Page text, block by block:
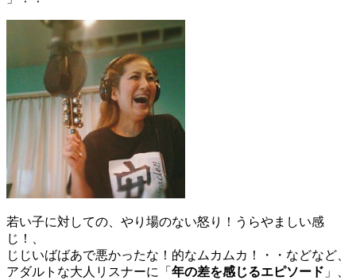
若い子に対しての、やり場のない怒り！うらやましい感
じ！、
じじいばばあで悪かったな！的なムカムカ！・・などなど、
アダルトな大人リスナーに「 年の差を感じるエピソード 」、